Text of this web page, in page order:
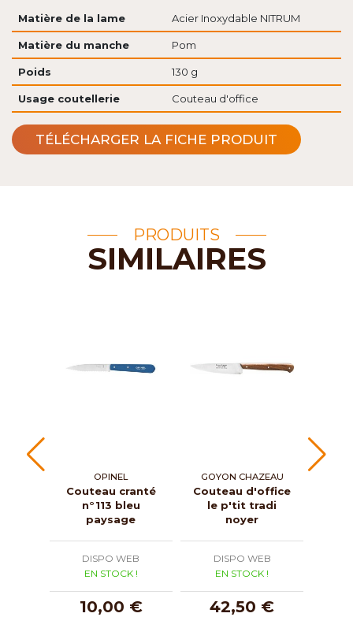
Matière de la lame Acier Inoxydable NITRUM
Matière du manche Pom
Poids 130 g
Usage coutellerie Couteau d'office
TÉLÉCHARGER LA FICHE PRODUIT
PRODUITS
SIMILAIRES
OPINEL
Couteau cranté
n°113 bleu
paysage
DISPO WEB
EN STOCK !
10,00 €
GOYON CHAZEAU
Couteau d'office
le p'tit tradi
noyer
DISPO WEB
EN STOCK !
42,50 €